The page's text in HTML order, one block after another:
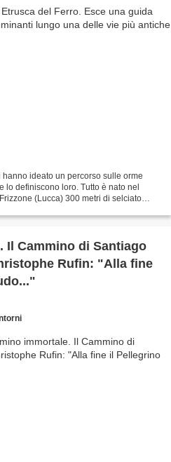
ideato un percorso sulle orme
lo definiscono loro. Tutto è nato nel
(Lucca) 300 metri di selciato
Il Cammino di Santiago
Rufin: "Alla fine